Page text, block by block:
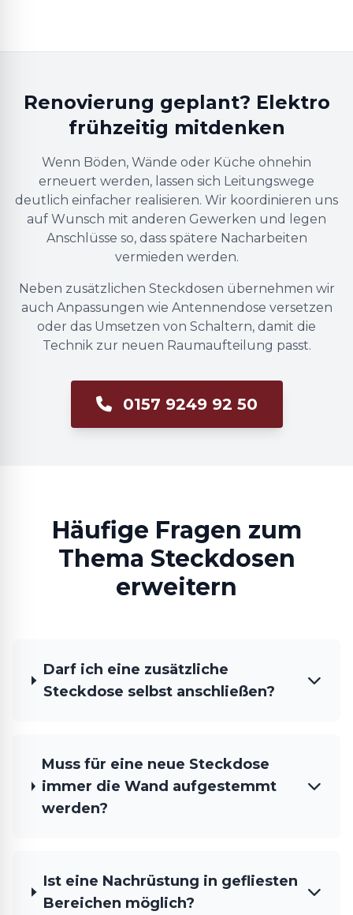
Renovierung geplant? Elektro
frühzeitig mitdenken
Wenn Böden, Wände oder Küche ohnehin
erneuert werden, lassen sich Leitungswege
deutlich einfacher realisieren. Wir koordinieren uns
auf Wunsch mit anderen Gewerken und legen
Anschlüsse so, dass spätere Nacharbeiten
vermieden werden.
Neben zusätzlichen Steckdosen übernehmen wir
auch Anpassungen wie Antennendose versetzen
oder das Umsetzen von Schaltern, damit die
Technik zur neuen Raumaufteilung passt.
0157 9249 92 50
Häufige Fragen zum
Thema Steckdosen
erweitern
Darf ich eine zusätzliche
Steckdose selbst anschließen?
Muss für eine neue Steckdose
immer die Wand aufgestemmt
werden?
Ist eine Nachrüstung in gefliesten
Bereichen möglich?